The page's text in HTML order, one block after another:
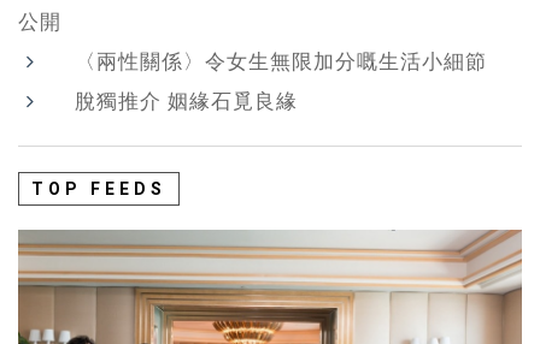
公開
〈兩性關係〉令女生無限加分嘅生活小細節
脫獨推介 姻緣石覓良緣
TOP FEEDS